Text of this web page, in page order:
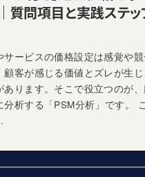
質問項目と実践ステ
サービスの価格設定は感覚や
顧客が感じる価値とズレが生
あります。そこで役立つのが
分析する「PSM分析」です。